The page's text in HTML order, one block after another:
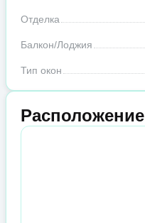
Отделка
Балкон/Лоджия
Тип окон
Расположение